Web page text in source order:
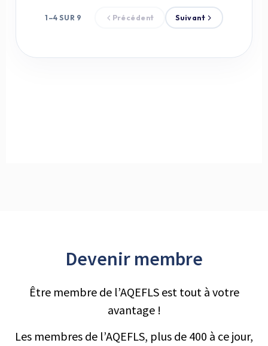
1–4 SUR 9 Précédent Suivant
Devenir membre
Être membre de l’AQEFLS est tout à votre
avantage !
Les membres de l’AQEFLS, plus de 400 à ce jour,